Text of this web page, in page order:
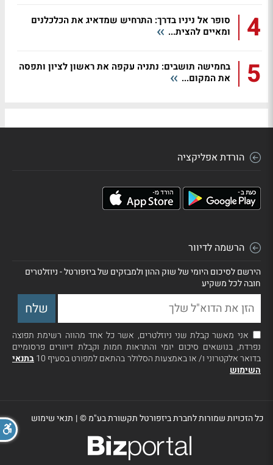
4
סופר אל ניניו בדרך: התרחיש שמדאיג את הכלכלנים
ומאיים להצית...
5
בחמישה תושבים: נתניה עקפה את ראשון לציון ותפסה
את המקום...
הורדת אפליקציה
הרשמה לדיוור
הירשם לסיכום היומי של שוק ההון ולמבזקים של ביזפורטל - ניוזלטרים
חובה לכל משקיע
אני מאשר קבלת שני ניוזלטרים, אשר כל אחד מהווה רשימת תפוצה
נפרדת, בנושאים סיכום יומי והתראות חמות וקבלת דיוורים פרסומיים
בדואר אלקטרוני ו/ או באמצעות הסלולר בהתאם למפורט בסעיף 10
בתנאי
השימוש
כל הזכויות שמורות לחברת ביזפורטל תקשורת בע"מ ©| תנאי שימוש